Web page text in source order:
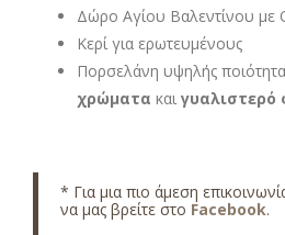
Δώρο Αγίου Βαλεντίνου με
Κερί για ερωτευμένους
Πορσελάνη υψηλής
χρώματα και γυαλιστερό
* Για μια πιο άμεση
να μας βρείτε στο Facebook.